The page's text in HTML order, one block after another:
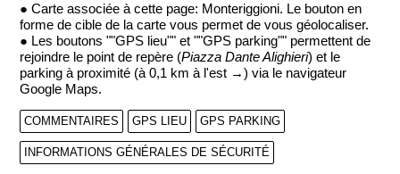
● Carte associée à cette page: Monteriggioni. Le bouton en
forme de cible de la carte vous permet de vous géolocaliser.
● Les boutons ""GPS lieu"" et ""GPS parking"" permettent de
rejoindre le point de repère (Piazza Dante Alighieri) et le
parking à proximité (à 0,1 km à l'est →) via le navigateur
Google Maps.
COMMENTAIRES GPS LIEU GPS PARKING
INFORMATIONS GÉNÉRALES DE SÉCURITÉ